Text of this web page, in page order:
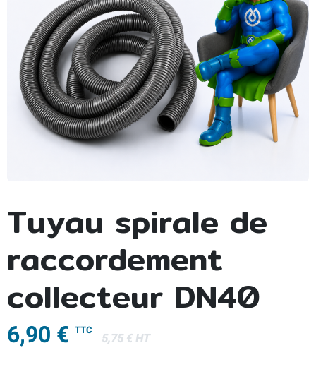
Tuyau spirale de
raccordement
collecteur DN40
6,90 € TTC
5,75 € HT